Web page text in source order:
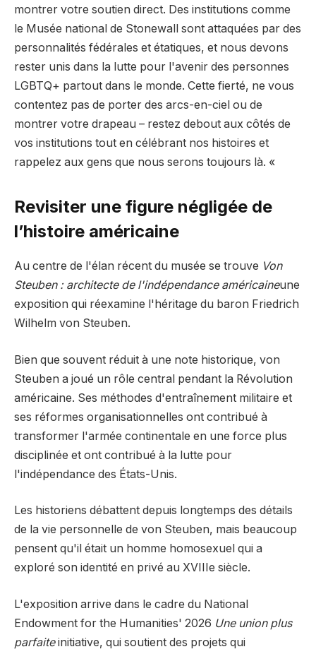
montrer votre soutien direct. Des institutions comme
le Musée national de Stonewall sont attaquées par des
personnalités fédérales et étatiques, et nous devons
rester unis dans la lutte pour l'avenir des personnes
LGBTQ+ partout dans le monde. Cette fierté, ne vous
contentez pas de porter des arcs-en-ciel ou de
montrer votre drapeau – restez debout aux côtés de
vos institutions tout en célébrant nos histoires et
rappelez aux gens que nous serons toujours là. «
Revisiter une figure négligée de
l’histoire américaine
Au centre de l'élan récent du musée se trouve Von
Steuben : architecte de l'indépendance américaineune
exposition qui réexamine l'héritage du baron Friedrich
Wilhelm von Steuben.
Bien que souvent réduit à une note historique, von
Steuben a joué un rôle central pendant la Révolution
américaine. Ses méthodes d'entraînement militaire et
ses réformes organisationnelles ont contribué à
transformer l'armée continentale en une force plus
disciplinée et ont contribué à la lutte pour
l'indépendance des États-Unis.
Les historiens débattent depuis longtemps des détails
de la vie personnelle de von Steuben, mais beaucoup
pensent qu'il était un homme homosexuel qui a
exploré son identité en privé au XVIIIe siècle.
L'exposition arrive dans le cadre du National
Endowment for the Humanities' 2026 Une union plus
parfaiteinitiative, qui soutient des projets qui